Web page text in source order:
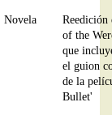
Novela
Reedición
of the
que
el guion
de la
Bullet'